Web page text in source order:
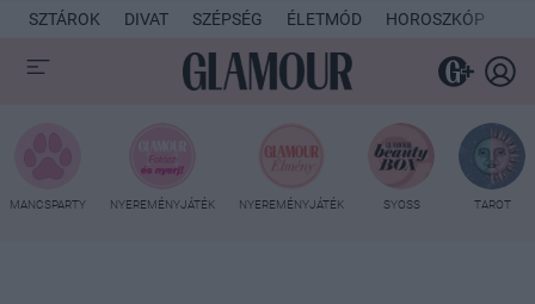
SZTÁROK DIVAT SZÉPSÉG ÉLETMÓD HOROSZKÓP
MANCSPARTY NYEREMÉNYJÁTÉK NYEREMÉNYJÁTÉK SYOSS TAROT